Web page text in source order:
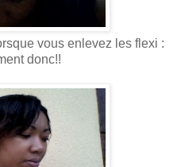
vous enlevez les flexi :
donc!!